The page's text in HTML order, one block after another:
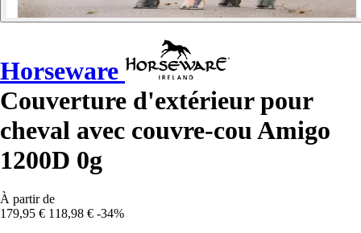
Horseware
Couverture d'extérieur pour
cheval avec couvre-cou Amigo
1200D 0g
À partir de
179,95 € 118,98 € -34%